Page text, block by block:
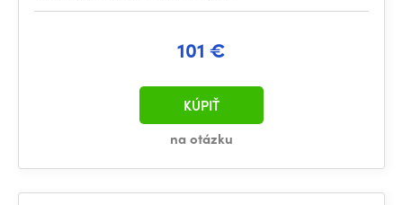
101 €
na otázku
KÚPIŤ